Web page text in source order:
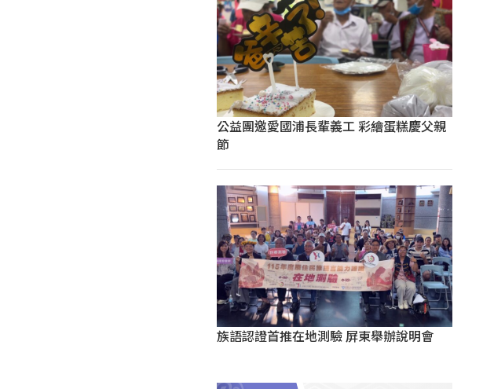
公益團邀愛國浦長輩義工 彩繪蛋糕慶父親
節
族語認證首推在地測驗 屏東舉辦說明會